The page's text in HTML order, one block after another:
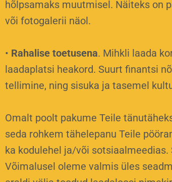
hõlpsamaks muutmisel. Näiteks on
või fotogalerii näol.
• Rahalise toetusena. Mihkli laada
laadaplatsi heakord. Suurt finantsi
tellimine, ning sisuka ja tasemel
Omalt poolt pakume Teile
seda rohkem tähelepanu Teile
ka kodulehel ja/või
Võimalusel oleme valmis üles